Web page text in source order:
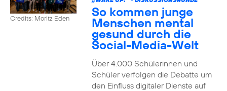
Credits: Moritz Eden So kommen junge
Menschen mental
gesund durch die
Social-Media-Welt
Über 4.000 Schülerinnen und
Schüler verfolgen die Debatte um
den Einfluss digitaler Dienste auf